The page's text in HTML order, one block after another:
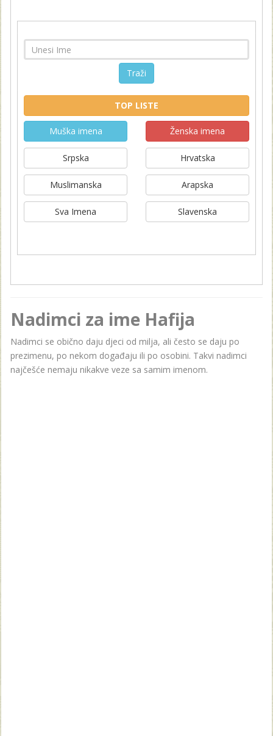
Traži
TOP LISTE
Muška imena Ženska imena
Srpska Hrvatska
Muslimanska Arapska
Sva Imena Slavenska
Nadimci za ime Hafija
Nadimci se obično daju djeci od milja, ali često se daju po
prezimenu, po nekom događaju ili po osobini. Takvi nadimci
najčešće nemaju nikakve veze sa samim imenom.